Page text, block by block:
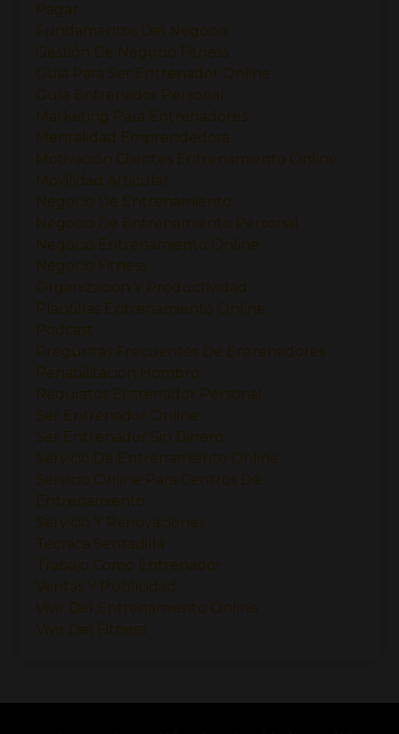
Pagar
Fundamentos Del Negocio
Gestión De Negocio Fitness
Guia Para Ser Entrenador Online
Guía Entrenador Personal
Marketing Para Entrenadores
Mentalidad Emprendedora
Motivación Clientes Entrenamiento Online
Movilidad Articular
Negocio De Entrenamiento
Negocio De Entrenamiento Personal
Negocio Entrenamiento Online
Negocio Fitness
Organización Y Productividad
Plantillas Entrenamiento Online
Podcast
Preguntas Frecuentes De Entrenadores
Rehabilitacion Hombro
Requisitos Entrenador Personal
Ser Entrenador Online
Ser Entrenador Sin Dinero
Servicio De Entrenamiento Online
Servicio Online Para Centros De
Entrenamiento
Servicio Y Renovaciones
Tecnica Sentadilla
Trabajo Como Entrenador
Ventas Y Publicidad
Vivir Del Entrenamiento Online
Vivir Del Fitness